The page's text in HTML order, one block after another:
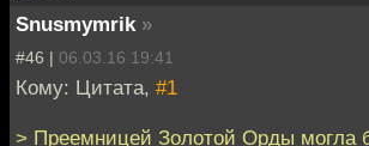
Snusmymrik »
#46 | 06.03.16 19:41
Кому: Цитата, #1
> Преемницей Золотой Орды могла